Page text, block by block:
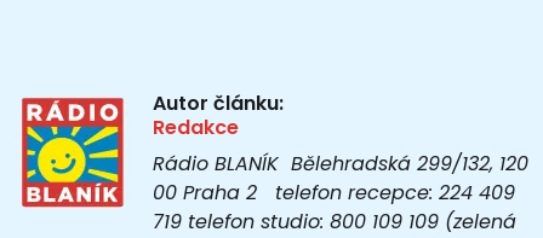
Autor článku:
Redakce
Rádio BLANÍK Bělehradská 299/132, 120
00 Praha 2 telefon recepce: 224 409
719 telefon studio: 800 109 109 (zelená